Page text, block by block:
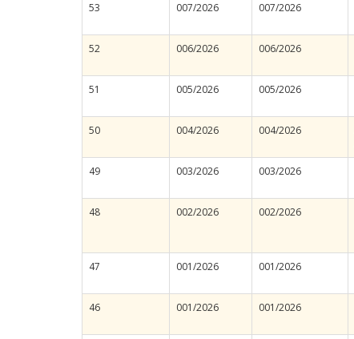
53 007/2026 007/2026
52 006/2026 006/2026
51 005/2026 005/2026
50 004/2026 004/2026
49 003/2026 003/2026
48 002/2026 002/2026
47 001/2026 001/2026
46 001/2026 001/2026